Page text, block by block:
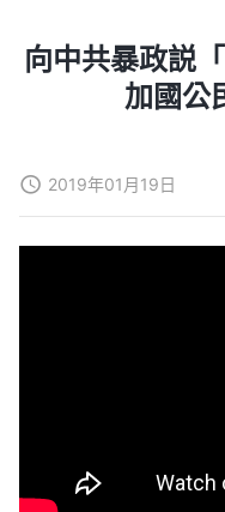
向中共暴政説
加國公
2019年01月19日